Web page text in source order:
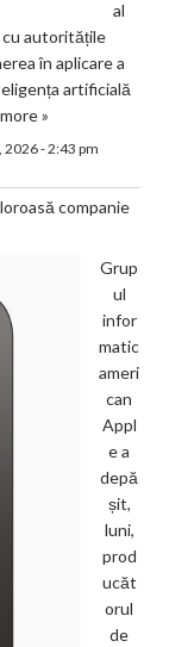
al
cu autoritățile
în aplicare a
artificială
»
2026 - 2:43 pm
companie
Grup
ul
infor
matic
ameri
can
Appl
e a
depă
șit,
luni,
prod
ucăt
orul
de